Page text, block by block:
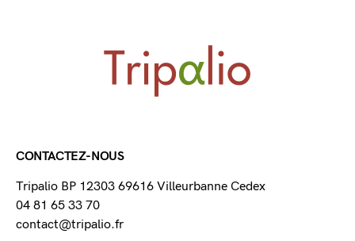
CONTACTEZ-NOUS
Tripalio BP 12303 69616 Villeurbanne Cedex
04 81 65 33 70
contact@tripalio.fr